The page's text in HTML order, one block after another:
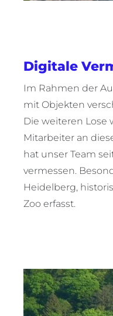
Digitale
Im Rahmen der
mit Objekten
Die weiteren Lose
Mitarbeiter an
hat unser Team
vermessen.
Heidelberg,
Zoo erfasst.